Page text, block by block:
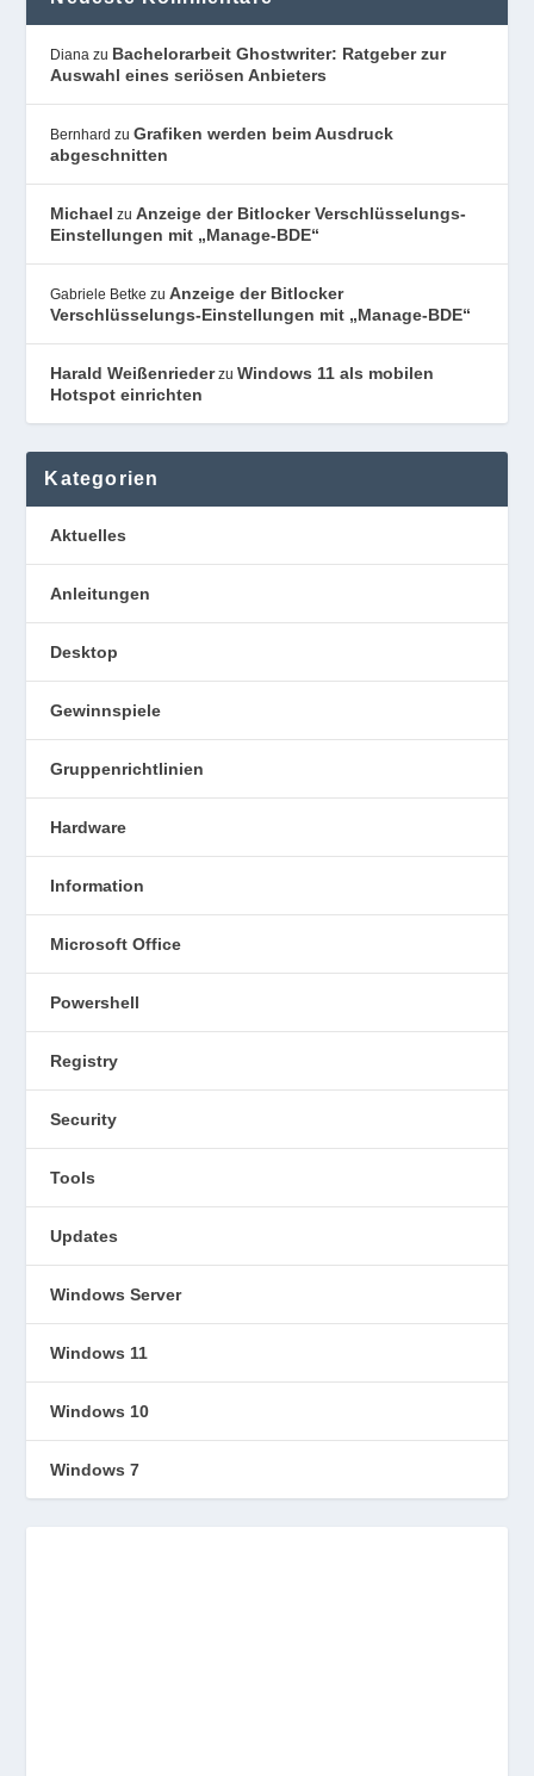
Diana zu Bachelorarbeit Ghostwriter: Ratgeber zur
Auswahl eines seriösen Anbieters
Bernhard zuGrafiken werden beim Ausdruck
abgeschnitten
Michael zuAnzeige der Bitlocker Verschlüsselungs-
Einstellungen mit „Manage-BDE“
Gabriele Betke zuAnzeige der Bitlocker
Verschlüsselungs-Einstellungen mit „Manage-BDE“
Harald WeißenriederzuWindows 11 als mobilen
Hotspot einrichten
Kategorien
Aktuelles
Anleitungen
Desktop
Gewinnspiele
Gruppenrichtlinien
Hardware
Information
Microsoft Office
Powershell
Registry
Security
Tools
Updates
Windows Server
Windows 11
Windows 10
Windows 7